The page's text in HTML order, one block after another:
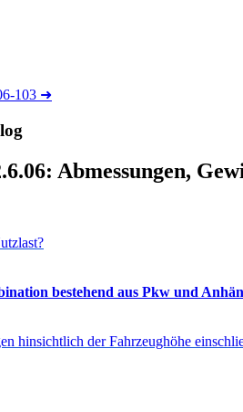
103 ➜
Abmessungen,
bestehend aus Pkw und
hinsichtlich der Fahrzeughöhe